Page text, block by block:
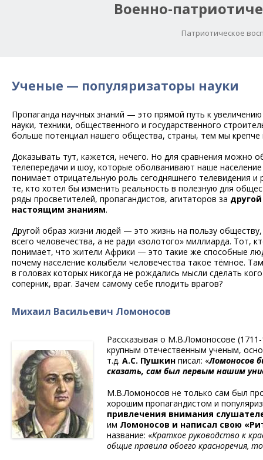
Военно-
Патриотическое
Ученые — популяризаторы науки
Пропаганда научных знаний — это прямой путь к
науки, техники, общественного и государственного
больше потенциал нашего общества, страны, тем мы крепче
Доказывать тут, кажется, нечего. Но для сравнения можно
телепередачи и шоу, которые оболванивают наше
понимает отрицательную роль сегодняшнего телевидения
те, кто хотел бы изменить реальность в полезную для
ряды просветителей, пропагандистов, агитаторов за
настоящим знаниям.
Другой образ жизни людей — это жизнь на пользу
всего человечества, а не ради «золотого» миллиарда. Тот,
понимает, что жители Африки — это такие же способные
почему население колыбели человечества такое тёмное.
в головах которых никогда не рождались мысли сделать
соперник, враг. Зачем самому себе плодить врагов?
Михаил Васильевич Ломоносов
Рассказывая о М.В.Ломоносове
крупным отечественным ученым,
т.д. А.С. Пушкин писал: «Ломоносов
сказать, сам был первым нашим
М.В.Ломоносов не только сам был
хорошим пропагандистом и
привлечения внимания
им Ломоносов и написал свою
название: «Краткое руководство к
общие правила обоего красноречия,